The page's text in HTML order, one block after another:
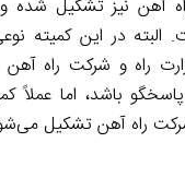
آهن نیز تشکیل شده
البته در این کمیته
راه و شرکت راه
باشد، اما عملاً
شرکت راه آهن تشکیل